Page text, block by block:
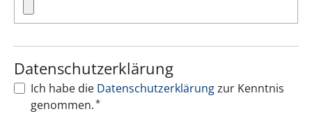
Datenschutzerklärung
Ich habe die Datenschutzerklärungzur Kenntnis
genommen.*